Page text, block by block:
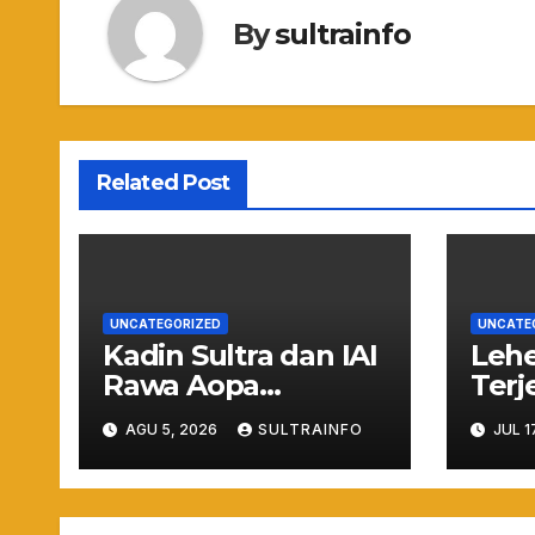
Bysultrainfo
Related Post
UNCATEGORIZED
Kadin Sultra dan IAI
Rawa Aopa
Barengan Cetak
SDM Siap Kerja dan
Wirausaha Muda
AGU 5, 2026 SULTRAINFO JUL